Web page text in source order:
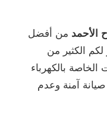
الأحمد من أفضل
الكثير من
بالكهرباء
آمنة وعدم